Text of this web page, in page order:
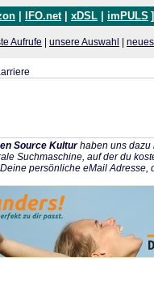
IFO.net xDSL imPULS ]
Aufrufe unsere Auswahl
Source Kulturhaben uns dazu
Suchmaschine, auf der du
Deine persönliche eMail Adresse,